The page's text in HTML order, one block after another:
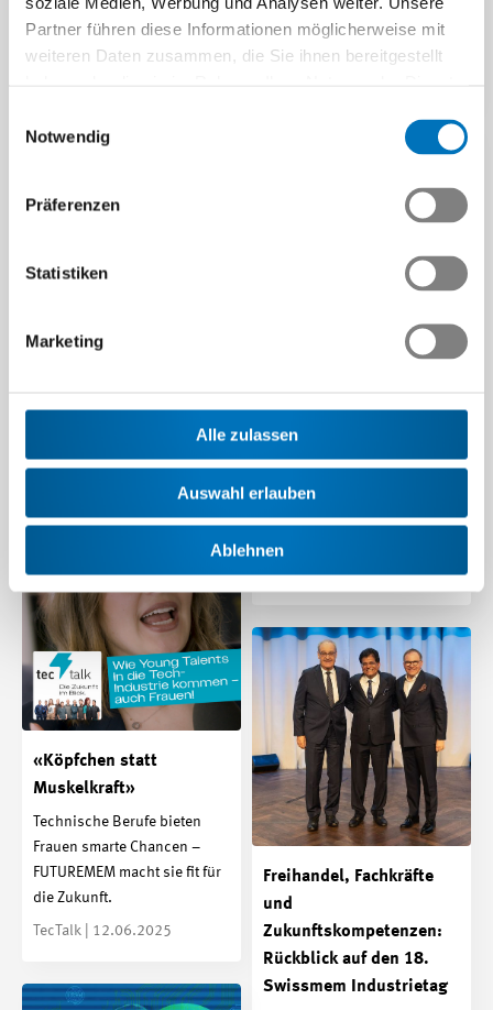
Partner führen diese Informationen möglicherweise mit
weiteren Daten zusammen, die Sie ihnen bereitgestellt
Notwendig
Präferenzen
Statistiken
Marketing
Alle zulassen
Auswahl erlauben
Ablehnen
Fachhochschulstudium mit
beruflicher Praxis in…
Spezialangebot für
entdecken Schülerinnen und
Beitrag | 26.09.2025
Maturanden für die Tech-
Industrie gewinnen
Genügend Lernende für die
anspruchsvollen
technischen Berufslehren zu
Beitrag | 31.07.2025
«Köpfchen statt
Muskelkraft»
Technische Berufe bieten
Frauen smarte Chancen –
FUTUREMEM macht sie fit für
die Zukunft.
TecTalk | 12.06.2025
Freihandel, Fachkräfte
und
Zukunftskompetenzen:
Rückblick auf den 18.
Swissmem Industrietag